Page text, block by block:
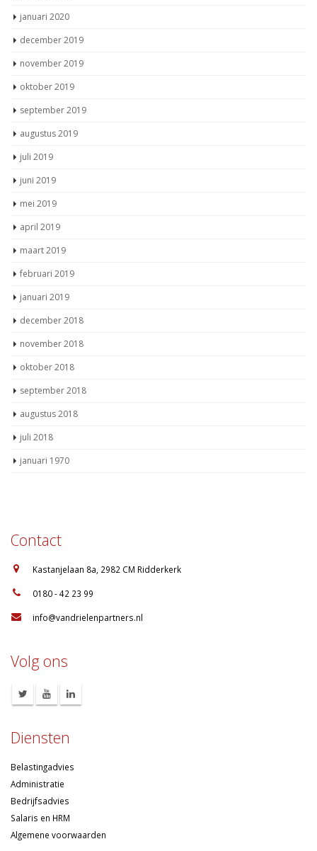
januari 2020
december 2019
november 2019
oktober 2019
september 2019
augustus 2019
juli 2019
juni 2019
mei 2019
april 2019
maart 2019
februari 2019
januari 2019
december 2018
november 2018
oktober 2018
september 2018
augustus 2018
juli 2018
januari 1970
Contact
Kastanjelaan 8a, 2982 CM Ridderkerk
0180 - 42 23 99
info@vandrielenpartners.nl
Volg ons
Diensten
Belastingadvies
Administratie
Bedrijfsadvies
Salaris en HRM
Algemene voorwaarden